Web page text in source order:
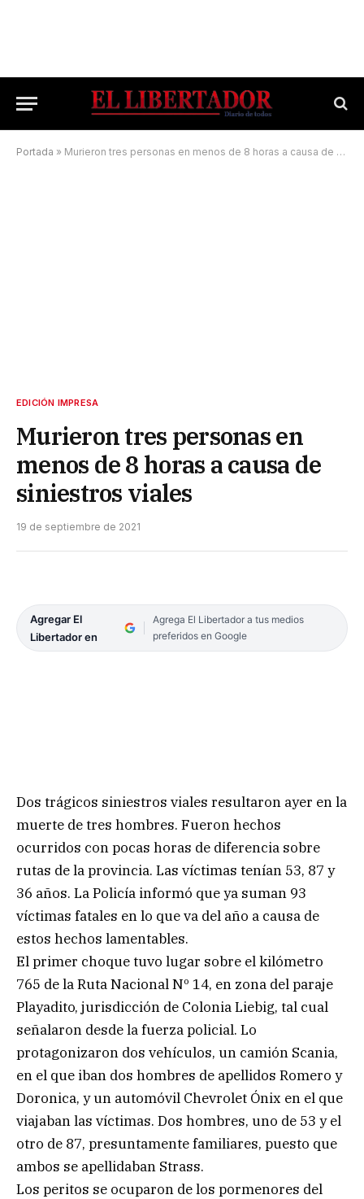
Portada » Murieron tres personas en menos de 8 horas a causa de siniestros viales
EDICIÓN IMPRESA
Murieron tres personas en
menos de 8 horas a causa de
siniestros viales
19 de septiembre de 2021
Agregar El
Libertador en
Agrega El Libertador a tus medios
preferidos en Google
Dos trágicos siniestros viales resultaron ayer en la
muerte de tres hombres. Fueron hechos
ocurridos con pocas horas de diferencia sobre
rutas de la provincia. Las víctimas tenían 53, 87 y
36 años. La Policía informó que ya suman 93
víctimas fatales en lo que va del año a causa de
estos hechos lamentables.
El primer choque tuvo lugar sobre el kilómetro
765 de la Ruta Nacional Nº 14, en zona del paraje
Playadito, jurisdicción de Colonia Liebig, tal cual
señalaron desde la fuerza policial. Lo
protagonizaron dos vehículos, un camión Scania,
en el que iban dos hombres de apellidos Romero y
Doronica, y un automóvil Chevrolet Ónix en el que
viajaban las víctimas. Dos hombres, uno de 53 y el
otro de 87, presuntamente familiares, puesto que
ambos se apellidaban Strass.
Los peritos se ocuparon de los pormenores del